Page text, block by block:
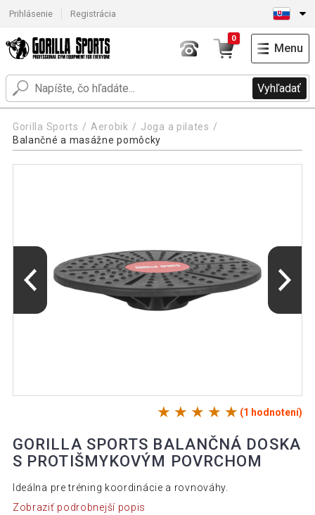
Prihlásenie Registrácia
Vyhľadať
0
Menu
Gorilla Sports Aerobik
Joga a pilates
Balančné a masážne pomôcky
(1 hodnotení)
GORILLA SPORTS BALANČNÁ DOSKA
S PROTIŠMYKOVÝM POVRCHOM
Ideálna pre tréning koordinácie a rovnováhy.
Zobraziť podrobnejší popis